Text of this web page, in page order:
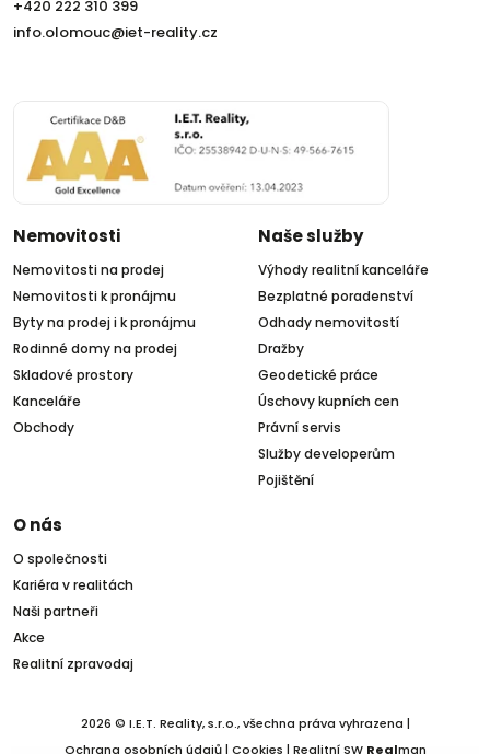
+420 222 310 399
info.olomouc@iet-reality.cz
Nemovitosti
Nemovitosti na prodej
Nemovitosti k pronájmu
Byty na prodej i k pronájmu
Rodinné domy na prodej
Skladové prostory
Kanceláře
Obchody
Naše služby
Výhody realitní kanceláře
Bezplatné poradenství
Odhady nemovitostí
Dražby
Geodetické práce
Úschovy kupních cen
Právní servis
Služby developerům
Pojištění
O nás
O společnosti
Kariéra v realitách
Naši partneři
Akce
Realitní zpravodaj
2026 © I.E.T. Reality, s.r.o., všechna práva vyhrazena |
Ochrana osobních údajů| Cookies | Realitní SW Realman